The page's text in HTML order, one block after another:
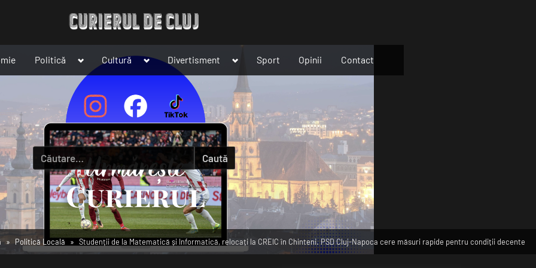
Politică
Toggle
sub-
menu
Cultură
Toggle
menu
Divertisment
Toggle
menu
Sport Opinii Contact
Caută
după:
Politică Locală Studenții de la Matematică și Informatică, relocați la CREIC în Chinteni. PSD Cluj-Napoca cere măsuri rapide pentru condiții decente